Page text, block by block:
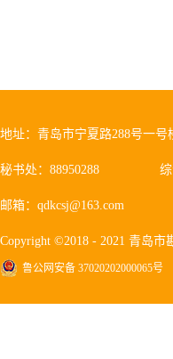
地址：青岛市宁夏路288号一号
秘书处：88950288
邮箱：qdkcsj@163.com
Copyright ©2018 - 2021 青岛市
鲁公网安备 37020202000065号